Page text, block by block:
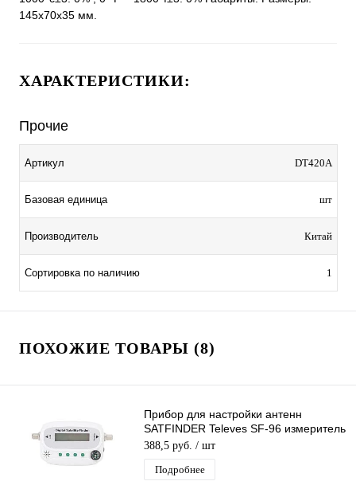
145x70x35 мм.
ХАРАКТЕРИСТИКИ:
Прочие
Артикул DT420A
Базовая единица шт
Производитель Китай
Сортировка по наличию 1
ПОХОЖИЕ ТОВАРЫ (8)
Прибор для настройки антенн
SATFINDER Televes SF-96 измеритель
спутникового сигнала c ЖК-экраном
388,5 руб. / шт
Подробнее